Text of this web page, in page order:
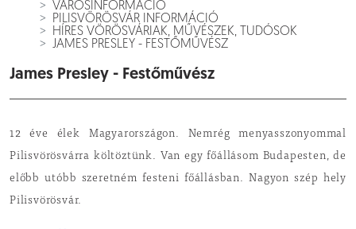
VÁROSINFORMÁCIÓ
PILISVÖRÖSVÁR INFORMÁCIÓ
HÍRES VÖRÖSVÁRIAK, MŰVÉSZEK, TUDÓSOK
JAMES PRESLEY - FESTŐMŰVÉSZ
James Presley - Festőművész
12 éve élek Magyarországon. Nemrég menyasszonyommal
Pilisvörösvárra költöztünk. Van egy főállásom Budapesten, de
előbb utóbb szeretném festeni főállásban. Nagyon szép hely
Pilisvörösvár.